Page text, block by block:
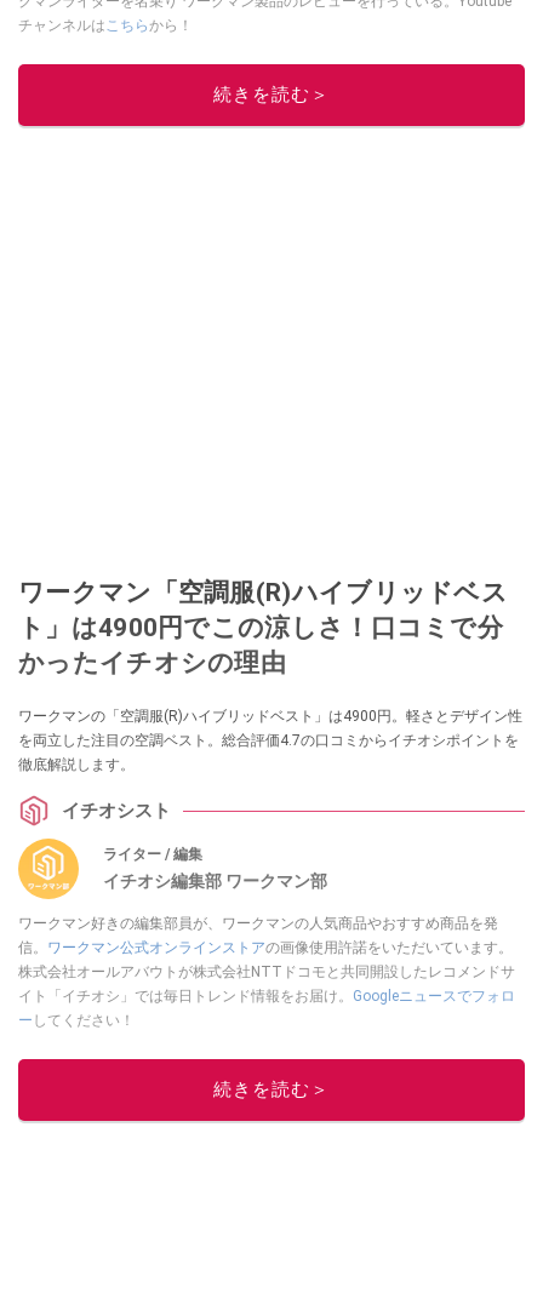
チャンネルはこちらから！
このイチオシストの他の記事を読む
続きを読む＞
ワークマン「空調服(R)ハイブリッドベス
ト」は4900円でこの涼しさ！口コミで分
かったイチオシの理由
ワークマンの「空調服(R)ハイブリッドベスト」は4900円。軽さとデザイン性
を両立した注目の空調ベスト。総合評価4.7の口コミからイチオシポイントを
徹底解説します。
イチオシスト
ライター / 編集
イチオシ編集部 ワークマン部
ワークマン好きの編集部員が、ワークマンの人気商品やおすすめ商品を発
信。 ワークマン公式オンラインストアの画像使用許諾をいただいています。
株式会社オールアバウトが株式会社NTTドコモと共同開設したレコメンドサ
イト「イチオシ」では毎日トレンド情報をお届け。 Googleニュースでフォロ
ー してください！
このイチオシストの他の記事を読む
続きを読む＞